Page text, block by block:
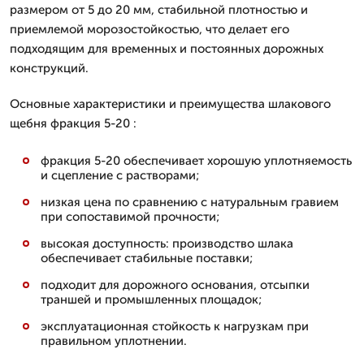
размером от 5 до 20 мм, стабильной плотностью и
приемлемой морозостойкостью, что делает его
подходящим для временных и постоянных дорожных
конструкций.
Основные характеристики и преимущества шлакового
щебня фракция 5-20 :
фракция 5-20 обеспечивает хорошую уплотняемость
и сцепление с растворами;
низкая цена по сравнению с натуральным гравием
при сопоставимой прочности;
высокая доступность: производство шлака
обеспечивает стабильные поставки;
подходит для дорожного основания, отсыпки
траншей и промышленных площадок;
эксплуатационная стойкость к нагрузкам при
правильном уплотнении.